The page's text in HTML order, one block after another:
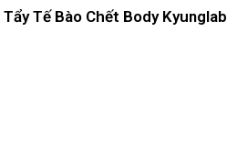
Tẩy Tế Bào Chết Body Kyunglab